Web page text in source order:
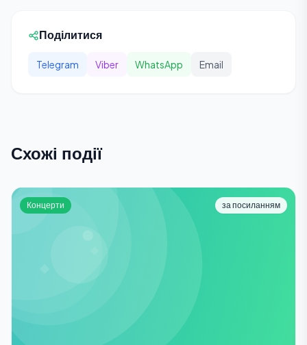
Поділитися
Telegram Viber WhatsApp Email
Схожі події
Концерти за посиланням